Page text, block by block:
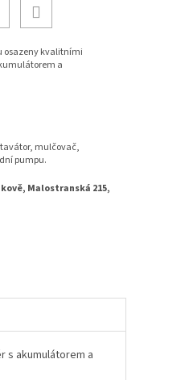
osazeny kvalitními
a
mulčovač,
pumpu.
Malostranská 215,
s akumulátorem a